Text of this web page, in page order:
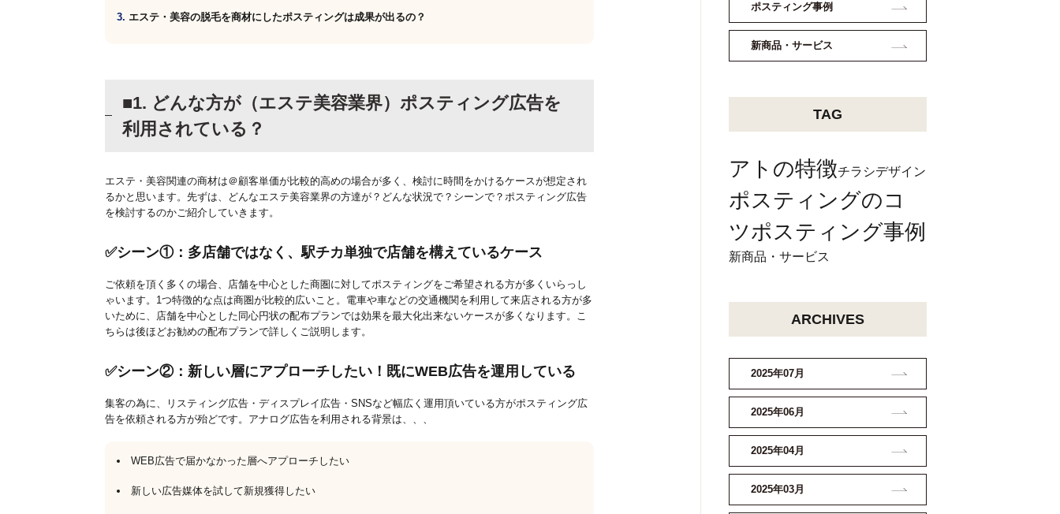
エステ・美容の脱毛を商材にしたポスティングは成果が出るの？
■1. どんな方が（エステ美容業界）ポスティング広告を
利用されている？
エステ・美容関連の商材は＠顧客単価が比較的高めの場合が多く、検討に時間をかけるケースが想定され
るかと思います。先ずは、どんなエステ美容業界の方達が？どんな状況で？シーンで？ポスティング広告
を検討するのかご紹介していきます。
✅シーン①：多店舗ではなく、駅チカ単独で店舗を構えているケース
ご依頼を頂く多くの場合、店舗を中心とした商圏に対してポスティングをご希望される方が多くいらっし
ゃいます。1つ特徴的な点は商圏が比較的広いこと。電車や車などの交通機関を利用して来店される方が多
いために、店舗を中心とした同心円状の配布プランでは効果を最大化出来ないケースが多くなります。こ
ちらは後ほどお勧めの配布プランで詳しくご説明します。
✅シーン②：新しい層にアプローチしたい！既にWEB広告を運用している
集客の為に、リスティング広告・ディスプレイ広告・SNSなど幅広く運用頂いている方がポスティング広
告を依頼される方が殆どです。アナログ広告を利用される背景は、、、
WEB広告で届かなかった層へアプローチしたい
新しい広告媒体を試して新規獲得したい
ポスティング事例
新商品・サービス
TAG
アトの特徴チラシデザイン
ポスティングのコ
ツポスティング事例
新商品・サービス
ARCHIVES
2025年07月
2025年06月
2025年04月
2025年03月